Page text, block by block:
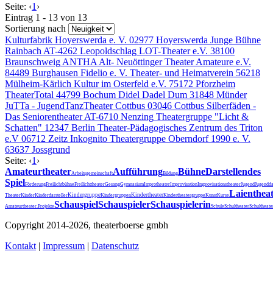
Seite: ‹1 ›
Eintrag 1 - 13 von 13
Sortierung nach
Kulturfabrik Hoyerswerda e. V. 02977 Hoyerswerda Junge Bühne
Rainbach AT-4262 Leopoldschlag LOT-Theater e.V. 38100
Braunschweig ANTHA Alt- Neuöttinger Theater Amateure e.V.
84489 Burghausen Fidelio e. V. Theater- und Heimatverein 56218
Mülheim-Kärlich Kultur im Osterfeld e.V. 75172 Pforzheim
TheaterTotal 44799 Bochum Didel Dadel Dum 31848 Münder
JuTTa - JugendTanzTheater Cottbus 03046 Cottbus Silberfäden -
Das Seniorentheater AT-6710 Nenzing Theatergruppe "Licht &
Schatten" 12347 Berlin Theater-Pädagogisches Zentrum des Triton
e.V 06712 Zeitz Inkognito Theatergruppe Oberndorf 1990 e. V.
63637 Jossgrund
Seite: ‹1 ›
AmateurtheaterArbeitsgemeinschaftAufführungBildungBühneDarstellendes
SpielFörderungFreilichtbühneFreilichttheaterGesangGymnasiumImprotheaterImprovisationImprovisationstheaterJugend
TheaterKinderKinderdarstellerKindergruppeKindergruppenKindertheaterKindertheatergruppeKunstKurse
Amateurtheater.ProjekteSchauspielSchauspielerSchauspielerinSchuleSchultheater
Copyright 2014-2026, theaterboerse gmbh
Kontakt | Impressum | Datenschutz